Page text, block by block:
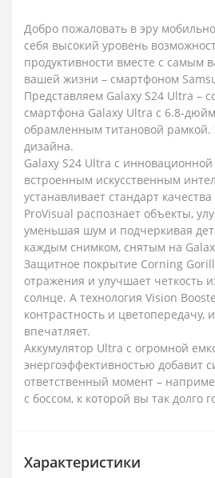
Добро пожаловать в эру
себя высокий уровень
продуктивности вместе с самым
вашей жизни – смартфоном
Представляем Galaxy S24 Ultra –
смартфона Galaxy Ultra с 6.8-
обрамленным титановой рамкой.
дизайна.
Galaxy S24 Ultra с
встроенным искусственным
устанавливает стандарт
ProVisual распознает объекты,
уменьшая шум и подчеркивая
каждым снимком, снятым на
Защитное покрытие Corning
отражения и улучшает четкость
солнце. А технология Vision
контрастность и цветопередачу,
впечатляет.
Аккумулятор Ultra с огромной
энергоэффективностью добавит
ответственный момент –
с боссом, к которой вы так долго
Характеристики